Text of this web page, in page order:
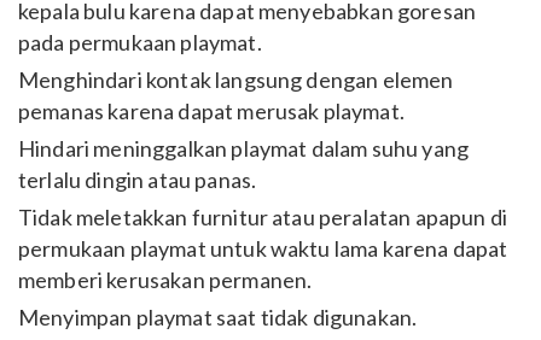
kepala bulu karena dapat menyebabkan goresan
pada permukaan playmat.
Menghindari kontak langsung dengan elemen
pemanas karena dapat merusak playmat.
Hindari meninggalkan playmat dalam suhu yang
terlalu dingin atau panas.
Tidak meletakkan furnitur atau peralatan apapun di
permukaan playmat untuk waktu lama karena dapat
memberi kerusakan permanen.
Menyimpan playmat saat tidak digunakan.